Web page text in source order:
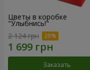
Цветы в коробке
"Улыбнись!"
2 124 грн
Заказать